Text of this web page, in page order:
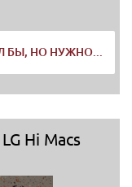
БЫ, НО НУЖНО...
Hi Macs